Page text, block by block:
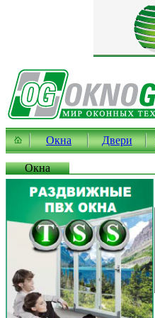
Окна Двери
Окна